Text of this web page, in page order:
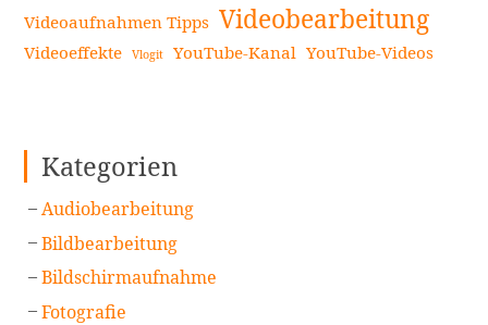
Videoaufnahmen Tipps Videobearbeitung
Videoeffekte Vlogit YouTube-Kanal YouTube-Videos
Kategorien
Audiobearbeitung
Bildbearbeitung
Bildschirmaufnahme
Fotografie